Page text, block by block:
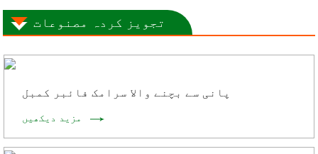
تجویز کردہ مصنوعات
پانی سے بچنے والا سرامک فائبر کمبل
مزید دیکھیں